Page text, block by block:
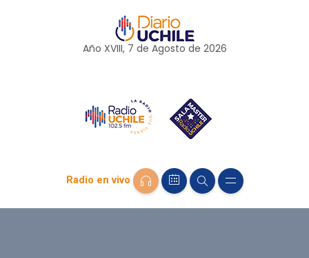
Año XVIII, 7 de Agosto de 2026
Radio en vivo